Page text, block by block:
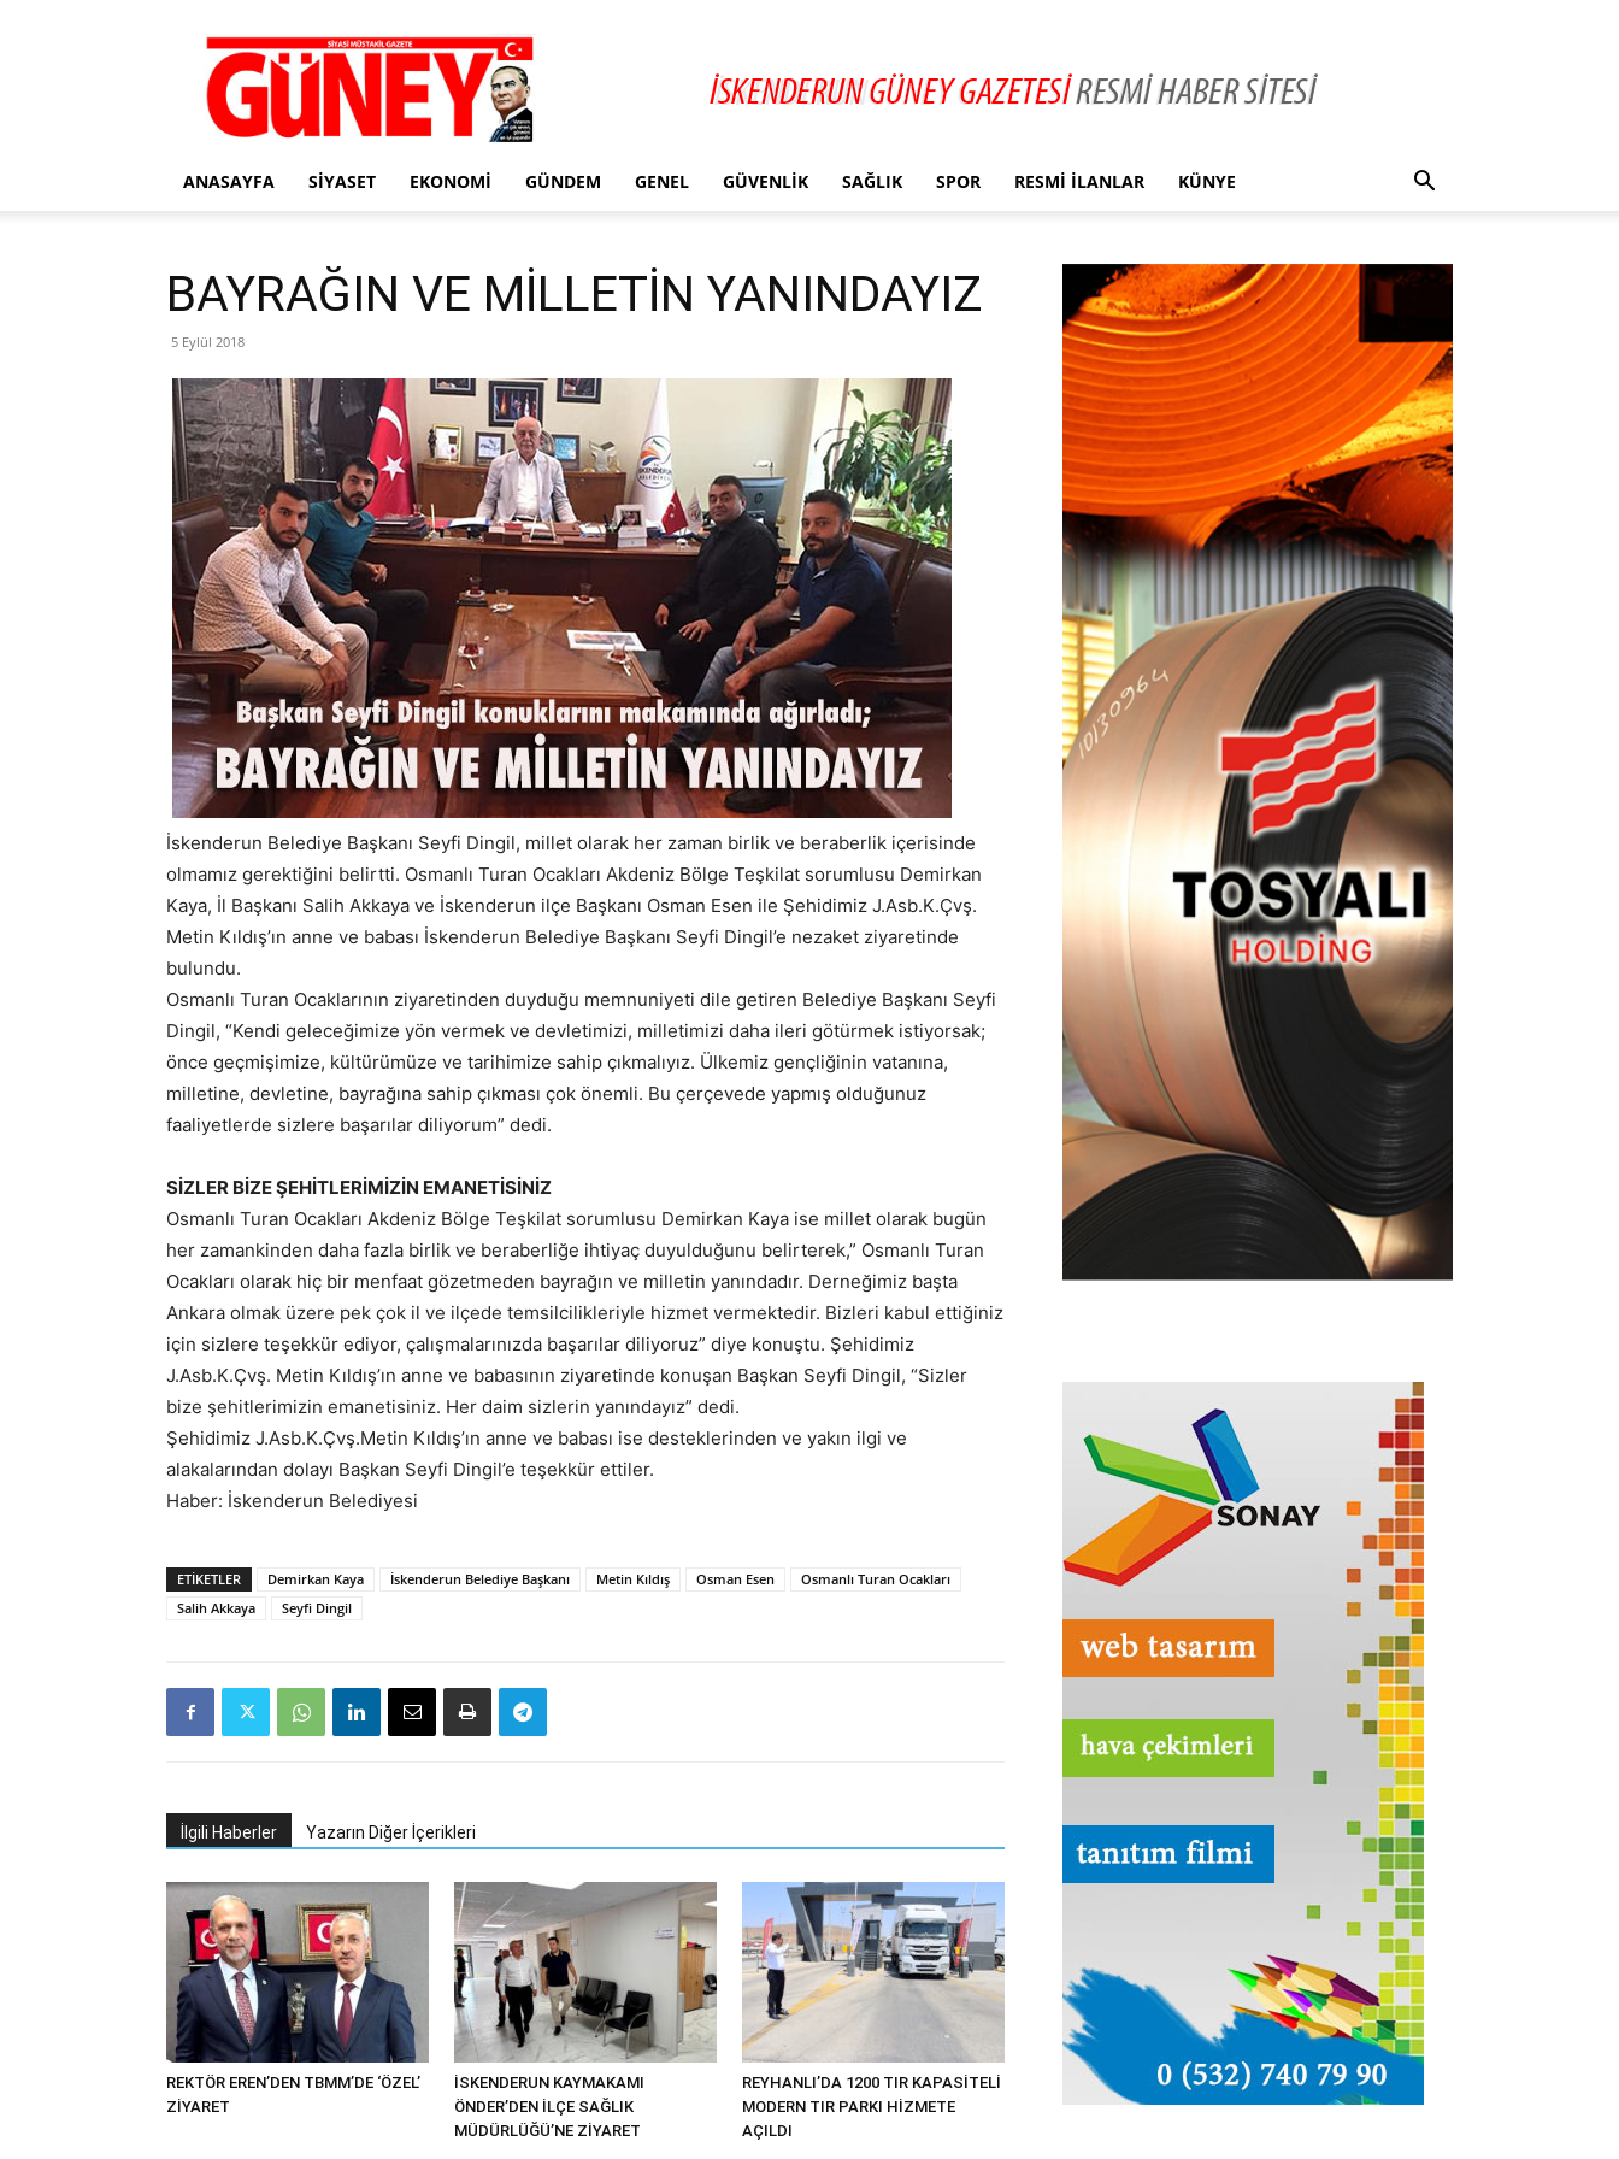
Gazete
Güney
ANASAYFA SIYASET EKONOMI GÜNDEM GENEL GÜVENLIK SAĞLIK SPOR RESMI İLANLAR KÜNYE
BAYRAĞIN VE MİLLETİN YANINDAYIZ
5 Eylül 2018
İskenderun Belediye Başkanı Seyfi Dingil, millet olarak her zaman birlik ve beraberlik içerisinde
olmamız gerektiğini belirtti. Osmanlı Turan Ocakları Akdeniz Bölge Teşkilat sorumlusu Demirkan
Kaya, İl Başkanı Salih Akkaya ve İskenderun ilçe Başkanı Osman Esen ile Şehidimiz J.Asb.K.Çvş.
Metin Kıldış’ın anne ve babası İskenderun Belediye Başkanı Seyfi Dingil’e nezaket ziyaretinde
bulundu.
Osmanlı Turan Ocaklarının ziyaretinden duyduğu memnuniyeti dile getiren Belediye Başkanı Seyfi
Dingil, “Kendi geleceğimize yön vermek ve devletimizi, milletimizi daha ileri götürmek istiyorsak;
önce geçmişimize, kültürümüze ve tarihimize sahip çıkmalıyız. Ülkemiz gençliğinin vatanına,
milletine, devletine, bayrağına sahip çıkması çok önemli. Bu çerçevede yapmış olduğunuz
faaliyetlerde sizlere başarılar diliyorum” dedi.
SİZLER BİZE ŞEHİTLERİMİZİN EMANETİSİNİZ
Osmanlı Turan Ocakları Akdeniz Bölge Teşkilat sorumlusu Demirkan Kaya ise millet olarak bugün
her zamankinden daha fazla birlik ve beraberliğe ihtiyaç duyulduğunu belirterek,” Osmanlı Turan
Ocakları olarak hiç bir menfaat gözetmeden bayrağın ve milletin yanındadır. Derneğimiz başta
Ankara olmak üzere pek çok il ve ilçede temsilcilikleriyle hizmet vermektedir. Bizleri kabul ettiğiniz
için sizlere teşekkür ediyor, çalışmalarınızda başarılar diliyoruz” diye konuştu. Şehidimiz
J.Asb.K.Çvş. Metin Kıldış’ın anne ve babasının ziyaretinde konuşan Başkan Seyfi Dingil, “Sizler
bize şehitlerimizin emanetisiniz. Her daim sizlerin yanındayız” dedi.
Şehidimiz J.Asb.K.Çvş.Metin Kıldış’ın anne ve babası ise desteklerinden ve yakın ilgi ve
alakalarından dolayı Başkan Seyfi Dingil’e teşekkür ettiler.
Haber: İskenderun Belediyesi
ETIKETLER Demirkan Kaya İskenderun Belediye Başkanı Metin Kıldış Osman Esen
Osmanlı Turan Ocakları
Salih Akkaya
Seyfi Dingil
İlgili Haberler Yazarın Diğer İçerikleri
REKTÖR EREN’DEN TBMM’DE ‘ÖZEL’
ZİYARET
İSKENDERUN KAYMAKAMI
ÖNDER’DEN İLÇE SAĞLIK
MÜDÜRLÜĞÜ’NE ZİYARET
REYHANLI’DA 1200 TIR KAPASİTELİ
MODERN TIR PARKI HİZMETE
AÇILDI